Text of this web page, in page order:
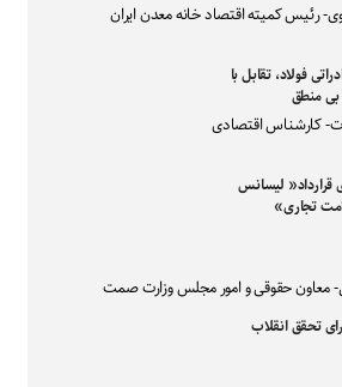
رئیس کمیته اقتصاد خانه معدن ایران
فولاد، تقابل با
منطق
کارشناس اقتصادی
قرارداد« لیسانس
تجاری»
حقوقی و امور مجلس وزارت صمت
تحقق انقلاب